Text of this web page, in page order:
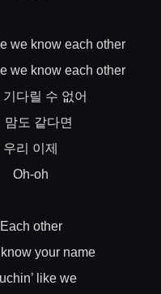
we know each other
we know each other
기다릴 수 없어
맘도 같다면
우리 이제
Oh-oh
Each other
know your name
like we